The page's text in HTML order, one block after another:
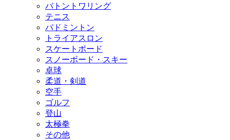
バトントワリング
テニス
バドミントン
トライアスロン
スケートボード
スノーボード・スキー
卓球
柔道・剣道
空手
ゴルフ
登山
太極拳
その他